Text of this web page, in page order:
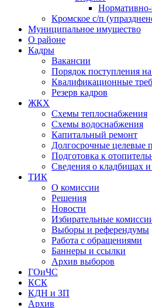
Кромское с/п
Муниципальное имущество
О районе
Кадры
Вакансии
Порядок поступления
Квалификационные
Резерв кадров
ЖКХ
Схемы теплоснабжения
Схемы водоснабжения
Капитальный ремонт
Долгосрочные целевые
Подготовка к
Сведения о кладбищах и
ТИК
О комиссии
Решения
Новости
Избирательные
Выборы и референдумы
Работа с обращениями
Баннеры и ссылки
Архив выборов
ГОиЧС
КСК
КДН и ЗП
Архив